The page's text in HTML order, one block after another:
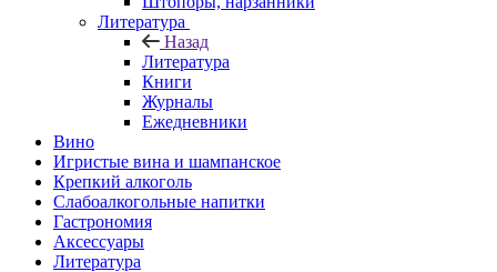
Литература
Назад
Литература
Книги
Журналы
Ежедневники
Вино
Игристые вина и шампанское
Крепкий алкоголь
Слабоалкогольные напитки
Гастрономия
Аксессуары
Литература